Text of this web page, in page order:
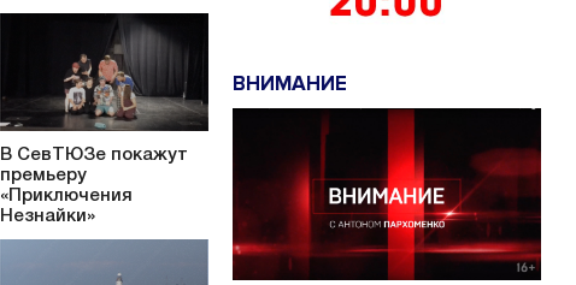
В СевТЮЗе покажут
премьеру
«Приключения
Незнайки»
ВНИМАНИЕ